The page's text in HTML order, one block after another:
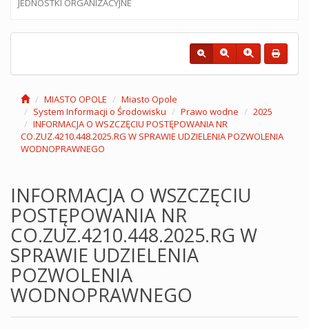
MIASTO OPOLE
Miasto Opole
System Informacji o Środowisku
Prawo wodne
2025
INFORMACJA O WSZCZĘCIU POSTĘPOWANIA NR
CO.ZUZ.4210.448.2025.RG W SPRAWIE UDZIELENIA POZWOLENIA
WODNOPRAWNEGO
INFORMACJA O WSZCZĘCIU
POSTĘPOWANIA NR
CO.ZUZ.4210.448.2025.RG W
SPRAWIE UDZIELENIA
POZWOLENIA
WODNOPRAWNEGO